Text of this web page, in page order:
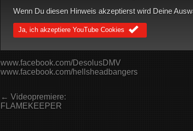
Wenn Du diesen Hinweis akzeptierst wird Deine
Ja, ich akzeptiere YouTube Cookies
www.facebook.com/DesolusDMV
www.facebook.com/hellsheadbangers
← Videopremiere:
FLAMEKEEPER